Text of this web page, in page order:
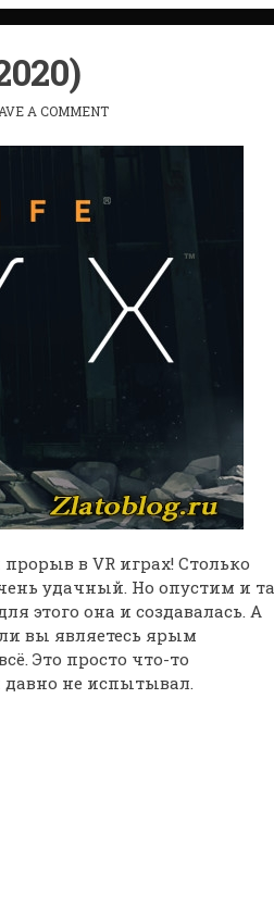
A COMMENT
в VR играх! Столько
удачный. Но опустим и
этого она и создавалась. А
вы являетесь ярым
Это просто что-то
не испытывал.